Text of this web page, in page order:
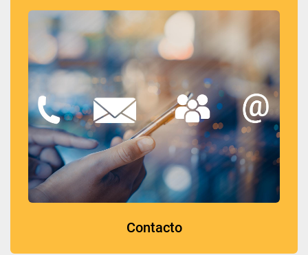
Contacto